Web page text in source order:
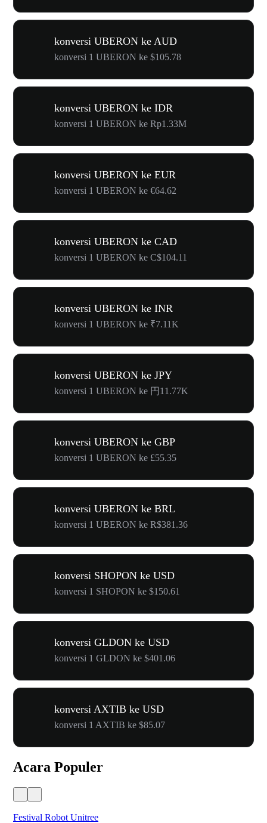
konversi UBERON ke AUD
konversi 1 UBERON ke $105.78
konversi UBERON ke IDR
konversi 1 UBERON ke Rp1.33M
konversi UBERON ke EUR
konversi 1 UBERON ke €64.62
konversi UBERON ke CAD
konversi 1 UBERON ke C$104.11
konversi UBERON ke INR
konversi 1 UBERON ke ₹7.11K
konversi UBERON ke JPY
konversi 1 UBERON ke 円11.77K
konversi UBERON ke GBP
konversi 1 UBERON ke £55.35
konversi UBERON ke BRL
konversi 1 UBERON ke R$381.36
konversi SHOPON ke USD
konversi 1 SHOPON ke $150.61
konversi GLDON ke USD
konversi 1 GLDON ke $401.06
konversi AXTIB ke USD
konversi 1 AXTIB ke $85.07
Acara Populer
Festival Robot Unitree